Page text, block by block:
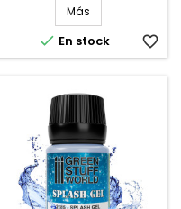
Más
 En stock favorite_border